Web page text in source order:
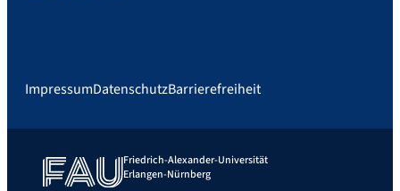
ImpressumDatenschutzBarrierefreiheit
Friedrich-Alexander-Universität
Erlangen-Nürnberg